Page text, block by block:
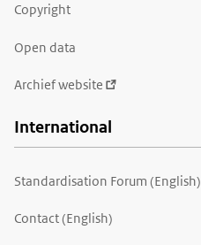
Copyright
Open data
Archief website
International
Standardisation Forum (English)
Contact (English)